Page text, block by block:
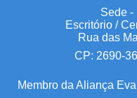
Sede -
Escritório /
Rua das
CP: 2690-
Membro da Aliança